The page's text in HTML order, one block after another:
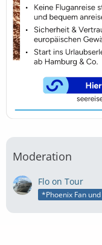
Moderation
Flo on Tour
*Phoenix Fan